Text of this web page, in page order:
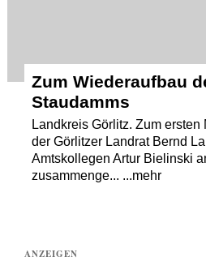
Zum Wiederaufbau
Staudamms
Landkreis Görlitz. Zum
der Görlitzer Landrat Bernd
Amtskollegen Artur Bielinski
zusammenge... ...mehr
ANZEIGEN